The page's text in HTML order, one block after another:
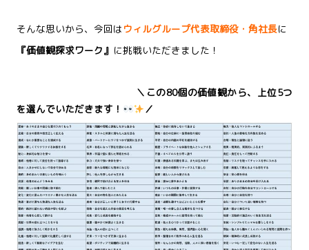
そんな思いから、今回は ウィルグループ代表取締役・角社長に
『価値観探求ワーク』 に挑戦いただきました！
＼この80個の価値観から、上位5つ
を選んでいただきます！
／